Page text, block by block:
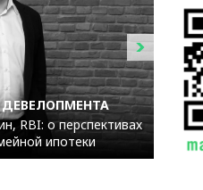
ДЕВЕЛОПМЕНТА
RBI: о перспективах
ипотеки